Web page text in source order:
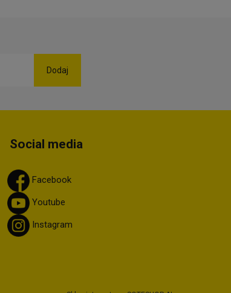
Social media
Facebook
Youtube
Instagram